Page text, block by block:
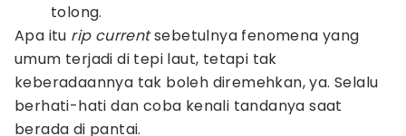
tolong.
Apa itu rip currentsebetulnya fenomena yang
umum terjadi di tepi laut, tetapi tak
keberadaannya tak boleh diremehkan, ya. Selalu
berhati-hati dan coba kenali tandanya saat
berada di pantai.